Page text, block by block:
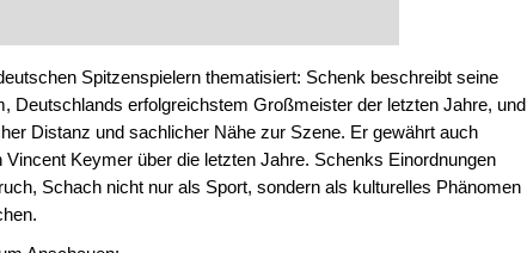
Spitzenspielern thematisiert: Schenk beschreibt seine
Deutschlands erfolgreichstem Großmeister der letzten Jahre, und
Distanz und sachlicher Nähe zur Szene. Er gewährt auch
Keymer über die letzten Jahre. Schenks Einordnungen
Schach nicht nur als Sport, sondern als kulturelles Phänomen